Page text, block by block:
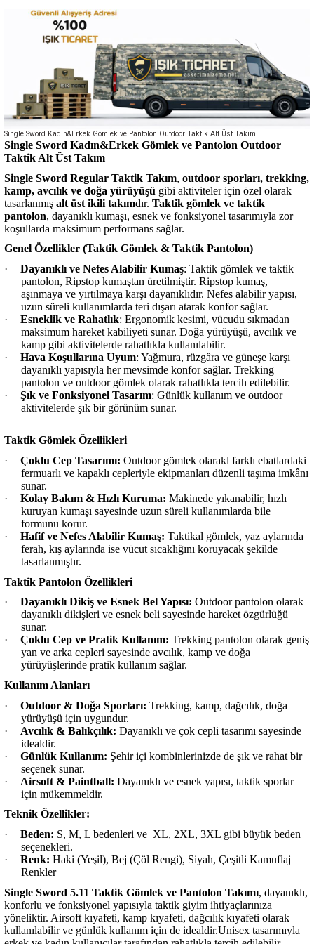
Single Sword Kadın&Erkek Gömlek ve Pantolon Outdoor Taktik Alt Üst Takım
Single Sword Kadın&Erkek Gömlek ve Pantolon Outdoor
Taktik Alt Üst Takım
Single Sword Regular Taktik Takım, outdoor sporları, trekking,
kamp, avcılık ve doğa yürüyüşü gibi aktiviteler için özel olarak
tasarlanmış alt üst ikili takımdır. Taktik gömlek ve taktik
pantolon, dayanıklı kumaşı, esnek ve fonksiyonel tasarımıyla zor
koşullarda maksimum performans sağlar.
Genel Özellikler (Taktik Gömlek & Taktik Pantolon)
·
Dayanıklı ve Nefes Alabilir Kumaş: Taktik gömlek ve taktik
pantolon, Ripstop kumaştan üretilmiştir. Ripstop kumaş,
aşınmaya ve yırtılmaya karşı dayanıklıdır. Nefes alabilir yapısı,
uzun süreli kullanımlarda teri dışarı atarak konfor sağlar.
·
Esneklik ve Rahatlık: Ergonomik kesimi, vücudu sıkmadan
maksimum hareket kabiliyeti sunar. Doğa yürüyüşü, avcılık ve
kamp gibi aktivitelerde rahatlıkla kullanılabilir.
·
Hava Koşullarına Uyum: Yağmura, rüzgâra ve güneşe karşı
dayanıklı yapısıyla her mevsimde konfor sağlar. Trekking
pantolon ve outdoor gömlek olarak rahatlıkla tercih edilebilir.
·
Şık ve Fonksiyonel Tasarım: Günlük kullanım ve outdoor
aktivitelerde şık bir görünüm sunar.
Taktik Gömlek Özellikleri
·
Çoklu Cep Tasarımı: Outdoor gömlek olarakl farklı ebatlardaki
fermuarlı ve kapaklı cepleriyle ekipmanları düzenli taşıma imkânı
sunar.
·
Kolay Bakım & Hızlı Kuruma: Makinede yıkanabilir, hızlı
kuruyan kumaşı sayesinde uzun süreli kullanımlarda bile
formunu korur.
·
Hafif ve Nefes Alabilir Kumaş: Taktikal gömlek, yaz aylarında
ferah, kış aylarında ise vücut sıcaklığını koruyacak şekilde
tasarlanmıştır.
Taktik Pantolon Özellikleri
·
Dayanıklı Dikiş ve Esnek Bel Yapısı: Outdoor pantolon olarak
dayanıklı dikişleri ve esnek beli sayesinde hareket özgürlüğü
sunar.
·
Çoklu Cep ve Pratik Kullanım: Trekking pantolon olarak geniş
yan ve arka cepleri sayesinde avcılık, kamp ve doğa
yürüyüşlerinde pratik kullanım sağlar.
Kullanım Alanları
·
Outdoor & Doğa Sporları: Trekking, kamp, dağcılık, doğa
yürüyüşü için uygundur.
·
Avcılık & Balıkçılık: Dayanıklı ve çok cepli tasarımı sayesinde
idealdir.
·
Günlük Kullanım: Şehir içi kombinlerinizde de şık ve rahat bir
seçenek sunar.
·
Airsoft & Paintball: Dayanıklı ve esnek yapısı, taktik sporlar
için mükemmeldir.
Teknik Özellikler:
·
Beden: S, M, L bedenleri ve XL, 2XL, 3XL gibi büyük beden
seçenekleri.
·
Renk: Haki (Yeşil), Bej (Çöl Rengi), Siyah, Çeşitli Kamuflaj
Renkler
Single Sword 5.11 Taktik Gömlek ve Pantolon Takımı, dayanıklı,
konforlu ve fonksiyonel yapısıyla taktik giyim ihtiyaçlarınıza
yöneliktir. Airsoft kıyafeti, kamp kıyafeti, dağcılık kıyafeti olarak
kullanılabilir ve günlük kullanım için de idealdir.Unisex tasarımıyla